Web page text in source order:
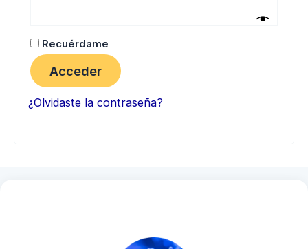
Recuérdame
Acceder
¿Olvidaste la contraseña?